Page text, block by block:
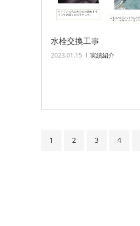
水栓交換工事
2023.01.15 実績紹介
1 2 3 4